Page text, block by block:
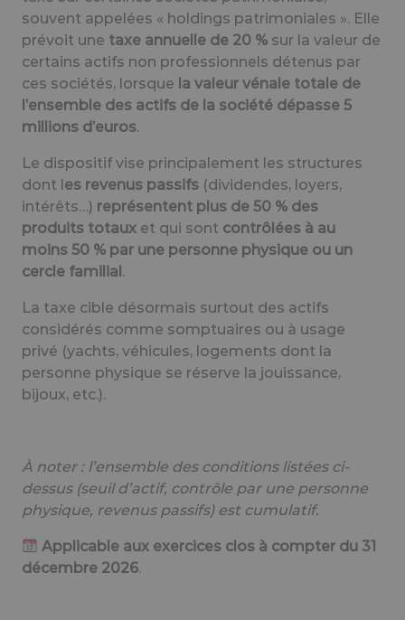
souvent appelées « holdings patrimoniales ». Elle
prévoit une taxe annuelle de 20 % sur la valeur de
certains actifs non professionnels détenus par
ces sociétés, lorsque la valeur vénale totale de
l’ensemble des actifs de la société dépasse 5
millions d’euros.
Le dispositif vise principalement les structures
dont les revenus passifs (dividendes, loyers,
intérêts…) représentent plus de 50 % des
produits totaux et qui sont contrôlées à au
moins 50 % par une personne physique ou un
cercle familial .
La taxe cible désormais surtout des actifs
considérés comme somptuaires ou à usage
privé (yachts, véhicules, logements dont la
personne physique se réserve la jouissance,
bijoux, etc.).
À noter : l’ensemble des conditions listées ci-
dessus (seuil d’actif, contrôle par une personne
physique, revenus passifs) est cumulatif.
Applicable aux exercices clos à compter du 31
décembre 2026.